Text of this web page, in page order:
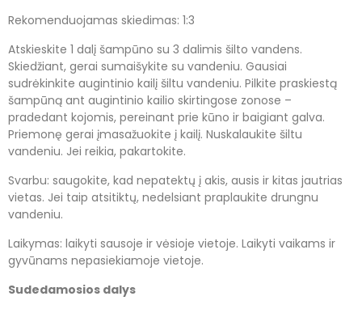
Rekomenduojamas skiedimas: 1:3
Atskieskite 1 dalį šampūno su 3 dalimis šilto vandens.
Skiedžiant, gerai sumaišykite su vandeniu. Gausiai
sudrėkinkite augintinio kailį šiltu vandeniu. Pilkite praskiestą
šampūną ant augintinio kailio skirtingose zonose –
pradedant kojomis, pereinant prie kūno ir baigiant galva.
Priemonę gerai įmasažuokite į kailį. Nuskalaukite šiltu
vandeniu. Jei reikia, pakartokite.
Svarbu: saugokite, kad nepatektų į akis, ausis ir kitas jautrias
vietas. Jei taip atsitiktų, nedelsiant praplaukite drungnu
vandeniu.
Laikymas: laikyti sausoje ir vėsioje vietoje. Laikyti vaikams ir
gyvūnams nepasiekiamoje vietoje.
Sudedamosios dalys